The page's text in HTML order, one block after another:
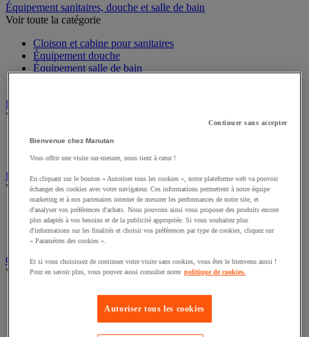
Équipement sanitaires, douche et salle de bain
Voir toute la catégorie
Cloison et cabine pour sanitaires
Équipement douche
Équipement salle de bain
Essuie-mains et distributeur d’essuie-mains
Voir toute la catégorie
Distributeur d'essuie-mains
Essuie-mains en feuilles ou rouleau
Essuyage industriel
Voir toute la catégorie
Bobine d'essuyage industriel
Chiffons textile et non-tissé
Distributeur d'essuyage industriel
Gestion des déchets
Voir toute la catégorie
Cendrier-poubelle et cendrier
Poubelle d’intérieur et d’extérieur
Continuer sans accepter
Bienvenue chez Manutan
Vous offrir une visite sur-mesure, nous tient à cœur !
En cliquant sur le bouton « Autoriser tous les cookies », notre plateforme web va pouvoir
échanger des cookies avec votre navigateur. Ces informations permettent à notre équipe
marketing et à nos partenaires internet de mesurer les performances de notre site, et
d'analyser vos préférences d'achats. Nous pouvons ainsi vous proposer des produits encore
plus adaptés à vos besoins et de la publicité appropriée. Si vous souhaitez plus
d'informations sur les finalités et choisir vos préférences par type de cookies, cliquez sur
« Paramètres des cookies ».
Et si vous choisissez de continuer votre visite sans cookies, vous êtes le bienvenu aussi !
Pour en savoir plus, vous pouvez aussi consulter notre politique de cookies.
Autoriser tous les cookies